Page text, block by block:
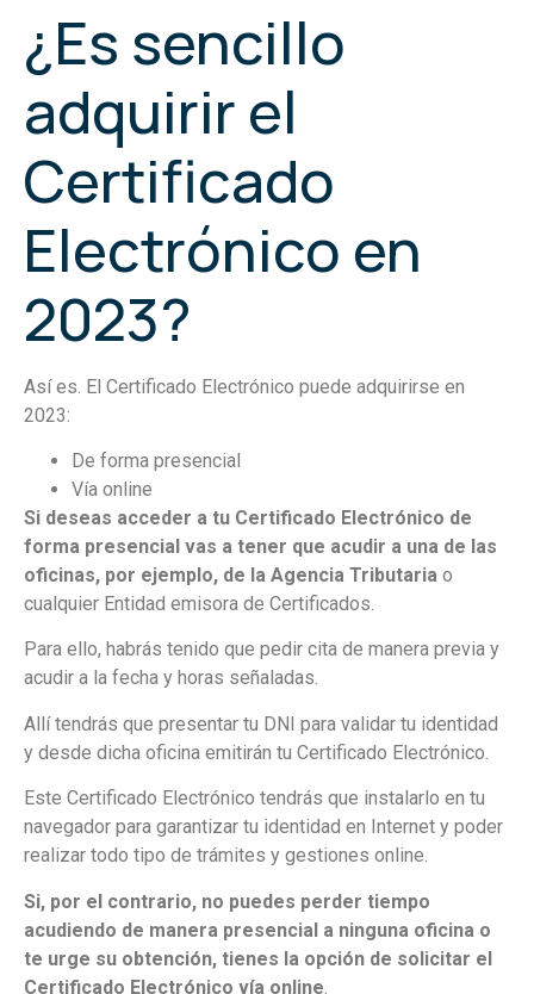
¿Es sencillo
adquirir el
Certificado
Electrónico en
2023?
Así es. El Certificado Electrónico puede adquirirse en
2023:
De forma presencial
Vía online
Si deseas acceder a tu Certificado Electrónico de
forma presencial vas a tener que acudir a una de las
oficinas, por ejemplo, de la Agencia Tributaria o
cualquier Entidad emisora de Certificados.
Para ello, habrás tenido que pedir cita de manera previa y
acudir a la fecha y horas señaladas.
Allí tendrás que presentar tu DNI para validar tu identidad
y desde dicha oficina emitirán tu Certificado Electrónico.
Este Certificado Electrónico tendrás que instalarlo en tu
navegador para garantizar tu identidad en Internet y poder
realizar todo tipo de trámites y gestiones online.
Si, por el contrario, no puedes perder tiempo
acudiendo de manera presencial a ninguna oficina o
te urge su obtención, tienes la opción de solicitar el
Certificado Electrónico vía online